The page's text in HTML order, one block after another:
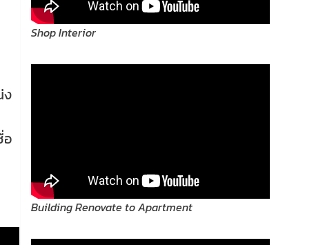
ง
อ
Shop Interior
Building Renovate to Apartment